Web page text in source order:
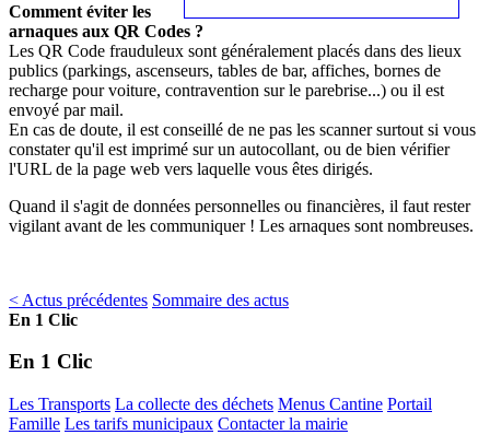
Comment éviter les
arnaques aux QR Codes ?
Les QR Code frauduleux sont généralement placés dans des lieux
publics (parkings, ascenseurs, tables de bar, affiches, bornes de
recharge pour voiture, contravention sur le parebrise...) ou il est
envoyé par mail.
En cas de doute, il est conseillé de ne pas les scanner surtout si vous
constater qu'il est imprimé sur un autocollant, ou de bien vérifier
l'URL de la page web vers laquelle vous êtes dirigés.
Quand il s'agit de données personnelles ou financières, il faut rester
vigilant avant de les communiquer ! Les arnaques sont nombreuses.
< Actus précédentes Sommaire des actus
En 1 Clic
En 1 Clic
Les Transports La collecte des déchets Menus Cantine Portail
Famille Les tarifs municipaux Contacter la mairie